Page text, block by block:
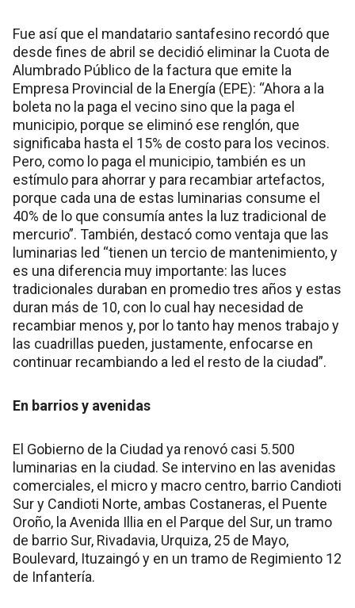
Fue así que el mandatario santafesino recordó que
desde fines de abril se decidió eliminar la Cuota de
Alumbrado Público de la factura que emite la
Empresa Provincial de la Energía (EPE): “Ahora a la
boleta no la paga el vecino sino que la paga el
municipio, porque se eliminó ese renglón, que
significaba hasta el 15% de costo para los vecinos.
Pero, como lo paga el municipio, también es un
estímulo para ahorrar y para recambiar artefactos,
porque cada una de estas luminarias consume el
40% de lo que consumía antes la luz tradicional de
mercurio”. También, destacó como ventaja que las
luminarias led “tienen un tercio de mantenimiento, y
es una diferencia muy importante: las luces
tradicionales duraban en promedio tres años y estas
duran más de 10, con lo cual hay necesidad de
recambiar menos y, por lo tanto hay menos trabajo y
las cuadrillas pueden, justamente, enfocarse en
continuar recambiando a led el resto de la ciudad”.
En barrios y avenidas
El Gobierno de la Ciudad ya renovó casi 5.500
luminarias en la ciudad. Se intervino en las avenidas
comerciales, el micro y macro centro, barrio Candioti
Sur y Candioti Norte, ambas Costaneras, el Puente
Oroño, la Avenida Illia en el Parque del Sur, un tramo
de barrio Sur, Rivadavia, Urquiza, 25 de Mayo,
Boulevard, Ituzaingó y en un tramo de Regimiento 12
de Infantería.